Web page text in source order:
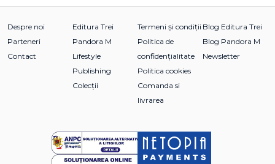
Despre noi
Parteneri
Contact
Editura Trei
Pandora M
Lifestyle
Publishing
Colecții
Termeni și condiții
Politica de
confidențialitate
Politica cookies
Comanda si
livrarea
Blog Editura Trei
Blog Pandora M
Newsletter